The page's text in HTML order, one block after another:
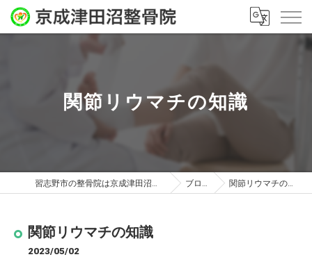
関節リウマチの知識
習志野市の整骨院は京成津田沼整骨院 ブログ 関節リウマチの知識
関節リウマチの知識
2023/05/02